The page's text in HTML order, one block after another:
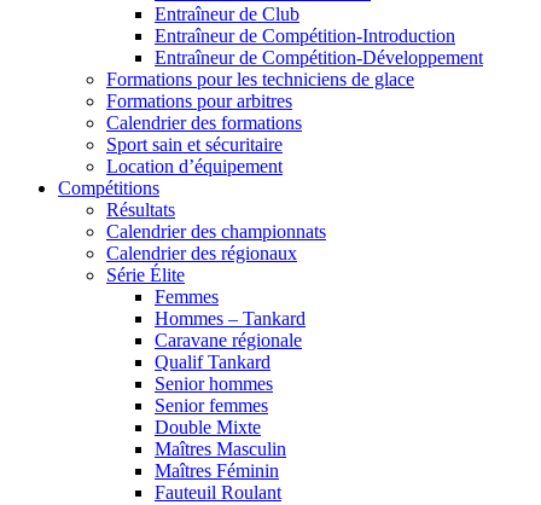
Entraîneur de Club
Entraîneur de Compétition-Introduction
Entraîneur de Compétition-Développement
Formations pour les techniciens de glace
Formations pour arbitres
Calendrier des formations
Sport sain et sécuritaire
Location d’équipement
Compétitions
Résultats
Calendrier des championnats
Calendrier des régionaux
Série Élite
Femmes
Hommes – Tankard
Caravane régionale
Qualif Tankard
Senior hommes
Senior femmes
Double Mixte
Maîtres Masculin
Maîtres Féminin
Fauteuil Roulant